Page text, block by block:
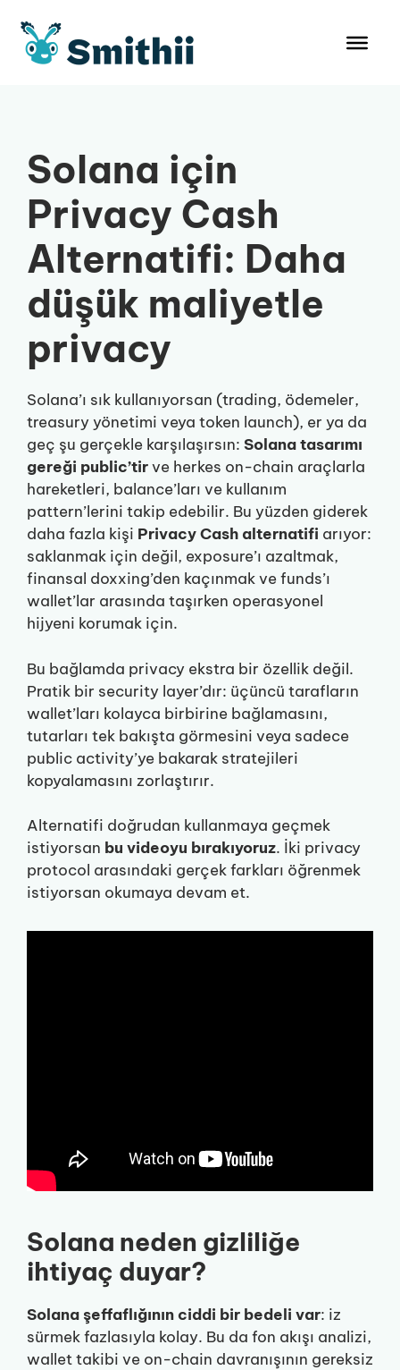
atla
Solana için
Privacy Cash
Alternatifi: Daha
düşük maliyetle
privacy
Solana’ı sık kullanıyorsan (trading, ödemeler,
treasury yönetimi veya token launch), er ya da
geç şu gerçekle karşılaşırsın: Solana tasarımı
gereği public’tirve herkes on-chain araçlarla
hareketleri, balance’ları ve kullanım
pattern’lerini takip edebilir. Bu yüzden giderek
daha fazla kişi Privacy Cash alternatifi arıyor:
saklanmak için değil, exposure’ı azaltmak,
finansal doxxing’den kaçınmak ve funds’ı
wallet’lar arasında taşırken operasyonel
hijyeni korumak için.
Bu bağlamda privacy ekstra bir özellik değil.
Pratik bir security layer’dır: üçüncü tarafların
wallet’ları kolayca birbirine bağlamasını,
tutarları tek bakışta görmesini veya sadece
public activity’ye bakarak stratejileri
kopyalamasını zorlaştırır.
Alternatifi doğrudan kullanmaya geçmek
istiyorsan bu videoyu bırakıyoruz. İki privacy
protocol arasındaki gerçek farkları öğrenmek
istiyorsan okumaya devam et.
Solana neden gizliliğe
ihtiyaç duyar?
Solana şeffaflığının ciddi bir bedeli var: iz
sürmek fazlasıyla kolay. Bu da fon akışı analizi,
wallet takibi ve on-chain davranışının gereksiz